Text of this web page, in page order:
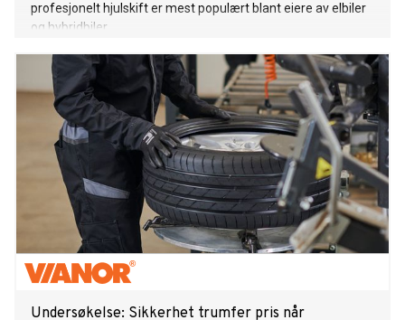
profesjonelt hjulskift er mest populært blant eiere av elbiler
og hybridbiler.
Undersøkelse: Sikkerhet trumfer pris når